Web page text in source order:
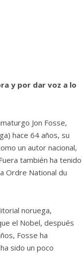
y por dar voz a lo
Jon Fosse,
hace 64 años, su
un autor nacional,
también ha tenido
Ordre National du
noruega,
el Nobel, después
Fosse ha
sido un poco